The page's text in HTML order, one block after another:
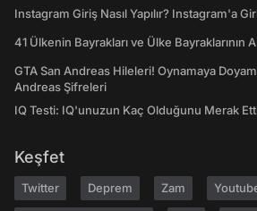
Instagram Giriş Nasıl Yapılır? Instagram'a
41 Ülkenin Bayrakları ve Ülke Bayraklarının
GTA San Andreas Hileleri! Oynamaya
Andreas Şifreleri
IQ Testi: IQ'unuzun Kaç Olduğunu Merak
Keşfet
Twitter Deprem Zam